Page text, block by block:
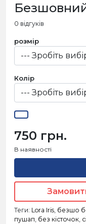
0 відгуків
розмір
Колір
750 грн.
В наявності
Теги: Lora Iris, безшо
пушап, без кісточок,